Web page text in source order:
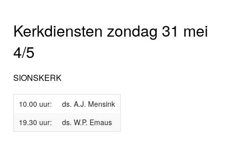
Kerkdiensten zondag 31 mei
4/5
SIONSKERK
10.00 uur:
ds. A.J. Mensink
19.30 uur:
ds. W.P. Emaus